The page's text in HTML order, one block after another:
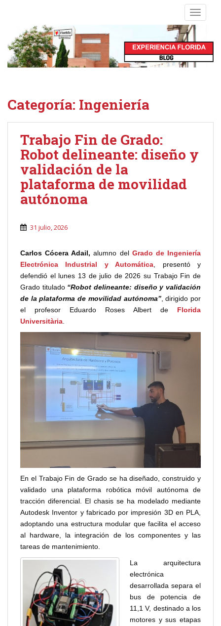
Categoría: Ingeniería
Trabajo Fin de Grado:
Robot delineante: diseño y
validación de la
plataforma de movilidad
autónoma
31 julio, 2026
Carlos Cócera Adail,alumno del Grado de Ingeniería
Electrónica Industrial y Automática, presentó y
defendió el lunes 13 de julio de 2026 su Trabajo Fin de
Grado titulado “Robot delineante: diseño y validación
de la plataforma de movilidad autónoma”, dirigido por
el profesor Eduardo Roses Albert de Florida
Universitària.
En el Trabajo Fin de Grado se ha diseñado, construido y
validado una plataforma robótica móvil autónoma de
tracción diferencial. El chasis se ha modelado mediante
Autodesk Inventor y fabricado por impresión 3D en PLA,
adoptando una estructura modular que facilita el acceso
al hardware, la integración de los componentes y las
tareas de mantenimiento.
La arquitectura
electrónica
desarrollada separa el
bus de potencia de
11,1 V, destinado a los
motores y sus etapas